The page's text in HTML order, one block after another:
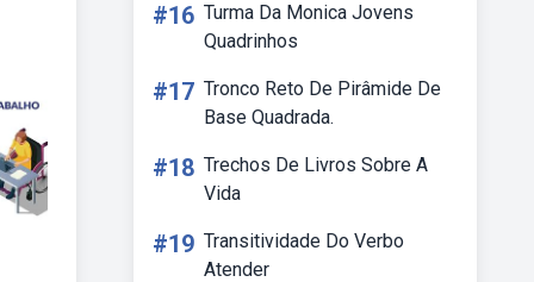
#16 Turma Da Monica Jovens
Quadrinhos
#17 Tronco Reto De Pirâmide De
Base Quadrada.
#18 Trechos De Livros Sobre A
Vida
#19 Transitividade Do Verbo
Atender